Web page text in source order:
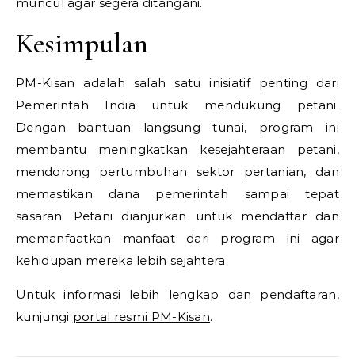
Kesimpulan
PM-Kisan adalah salah satu inisiatif penting dari
Pemerintah India untuk mendukung petani.
Dengan bantuan langsung tunai, program ini
membantu meningkatkan kesejahteraan petani,
mendorong pertumbuhan sektor pertanian, dan
memastikan dana pemerintah sampai tepat
sasaran. Petani dianjurkan untuk mendaftar dan
memanfaatkan manfaat dari program ini agar
kehidupan mereka lebih sejahtera.
Untuk informasi lebih lengkap dan pendaftaran,
kunjungi portal resmi PM-Kisan.